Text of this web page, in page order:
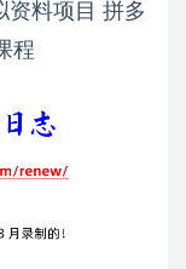
资料项目 拼多
程